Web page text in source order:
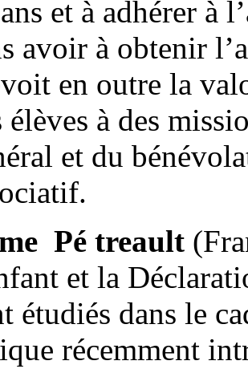
et à adhérer à
avoir à obtenir
en outre la
élèves à des
et du
Pé treault
et la
étudiés dans le
récemment